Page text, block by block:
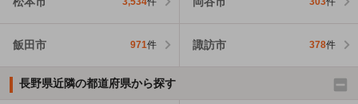
飯田市 971件 諏訪市 378件
長野県近隣の都道府県から探す